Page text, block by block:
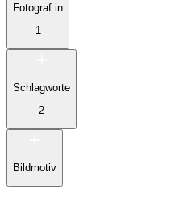
Fotograf:in
1
Schlagworte
2
Bildmotiv